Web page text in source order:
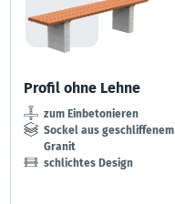
Profil ohne Lehne
zum Einbetonieren
Sockel aus geschliffenem
Granit
schlichtes Design